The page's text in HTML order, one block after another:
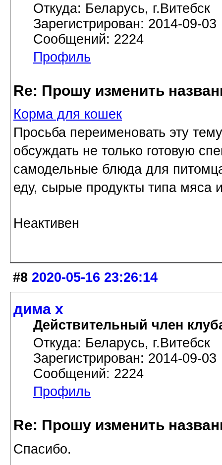
Откуда: Беларусь, г.Витебск
Зарегистрирован: 2014-09-03
Сообщений: 2224
Профиль
Re: Прошу изменить
Корма для кошек
Просьба переименовать эту
обсуждать не только готовую
самодельные блюда для
еду, сырые продукты типа мяса
Неактивен
#8 2020-05-16 23:26:14
дима х
Действительный член
Откуда: Беларусь, г.Витебск
Зарегистрирован: 2014-09-03
Сообщений: 2224
Профиль
Re: Прошу изменить
Спасибо.